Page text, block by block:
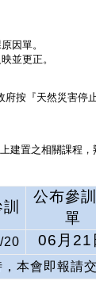
因單。
並更正。
按『天然災害
建置之相關課程
公布參
單
20 06月21
本會即報請